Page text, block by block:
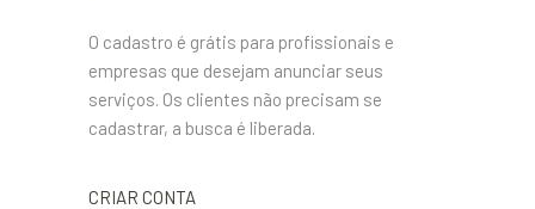
O cadastro é grátis para profissionais e
empresas que desejam anunciar seus
serviços. Os clientes não precisam se
cadastrar, a busca é liberada.
CRIAR CONTA